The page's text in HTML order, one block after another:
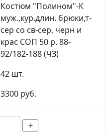
Костюм "Полином"-К
муж.,кур.длин. брюки,т-
сер со св-сер, черн и
крас СОП 50 р. 88-
92/182-188 (ЧЗ)
42 шт.
3300 руб.
+